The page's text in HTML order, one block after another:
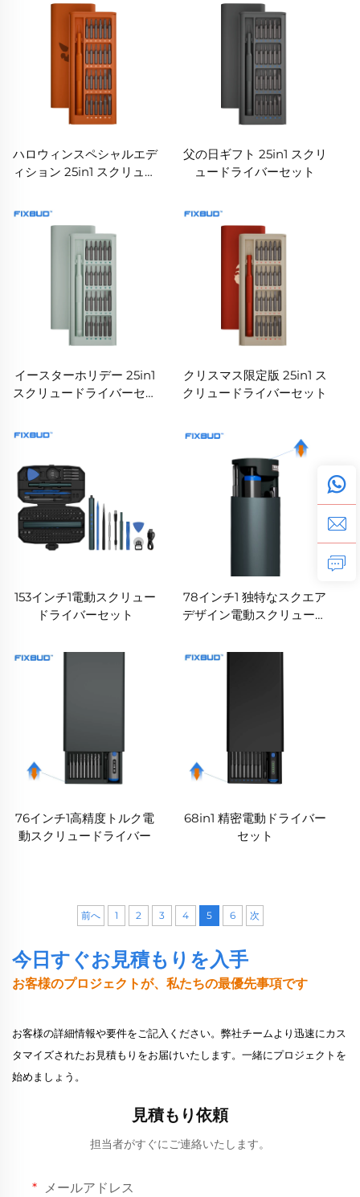
ハロウィンスペシャルエデ
ィション 25in1 スクリュー
父の日ギフト 25in1 スクリ
ュードライバーセット
イースターホリデー 25in1
スクリュードライバーセッ
クリスマス限定版 25in1 ス
クリュードライバーセット
153インチ1電動スクリュー
ドライバーセット
78インチ1 独特なスクエア
デザイン電動スクリュード
76インチ1高精度トルク電
動スクリュードライバー
68in1 精密電動ドライバー
セット
前へ 1 2 3 4 5 6 次
今日すぐお見積もりを入手
お客様のプロジェクトが、私たちの最優先事項です
お客様の詳細情報や要件をご記入ください。弊社チームより迅速にカス
タマイズされたお見積もりをお届けいたします。一緒にプロジェクトを
始めましょう。
見積もり依頼
担当者がすぐにご連絡いたします。
メールアドレス